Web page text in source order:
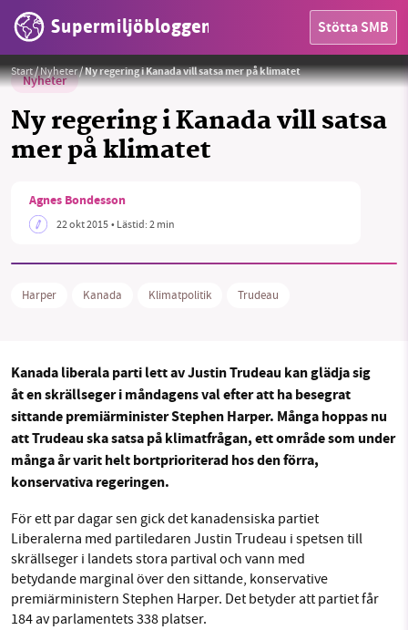
Supermiljöbloggen Stötta SMB
OMRÅDEN
MILJÖFAKTA
Sök Sparade inlägg Tipsa oss
Facebook Instagram BlueSky
Threads
Start/Nyheter/Ny regering i Kanada vill satsa mer på klimatet
Nyheter
Ny regering i Kanada vill satsa
mer på klimatet
Foto:Alex Gulbord
Agnes Bondesson
22 okt 2015• Lästid:2 min
Harper Kanada Klimatpolitik Trudeau
Kanada liberala parti lett av Justin Trudeau kan glädja sig
åt en skrällseger i måndagens val efter att ha besegrat
sittande premiärminister Stephen Harper. Många hoppas nu
att Trudeau ska satsa på klimatfrågan, ett område som under
många år varit helt bortprioriterad hos den förra,
konservativa regeringen.
För ett par dagar sen gick det kanadensiska partiet
Liberalerna med partiledaren Justin Trudeau i spetsen till
skrällseger i landets stora partival och vann med
betydande marginal över den sittande, konservative
premiärministern Stephen Harper. Det betyder att partiet får
184 av parlamentets 338 platser.
SMB kämpar för en hållbar framtid. Sedan
starten 2010 har vår ideella redaktion drivit
miljödebatten framåt genom
nyhetsbevakning och granskningar. Nu vill vi
utveckla vårt arbete – och vi hoppas att du
vill hjälpa oss.